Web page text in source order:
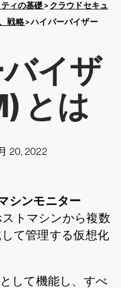
ィの基礎>クラウドセキュ
戦略>ハイパーバイザー
イザ
とは
20, 2022
シンモニター
トマシンから複数
て管理する仮想化
して機能し、すべ